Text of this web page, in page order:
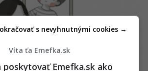
Víta ťa Emefka.sk
poskytovať Emefka.sk ako
s nevyhnutnými cookies →